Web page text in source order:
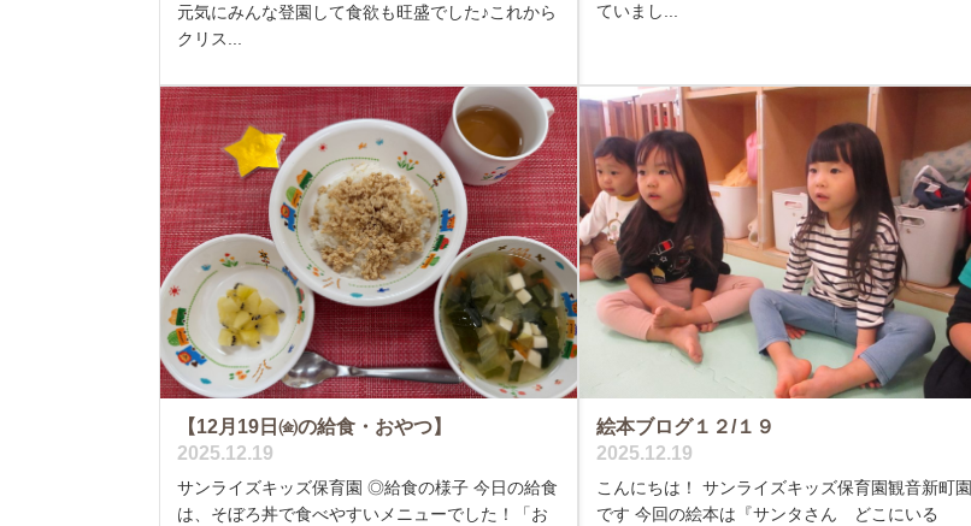
元気にみんな登園して食欲も旺盛でした♪これから
クリス...
ていまし...
【12月19日㈮の給食・おやつ】
2025.12.19
サンライズキッズ保育園 ◎給食の様子 今日の給食
は、そぼろ丼で食べやすいメニューでした！「お
絵本ブログ１２/１９
2025.12.19
こんにちは！ サンライズキッズ保育園観音新町園
です 今回の絵本は『サンタさん どこにいる